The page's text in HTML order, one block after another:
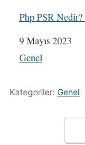
Php PSR
Tarih
9 Mayıs 2023
Şuna göre:
Genel
Kategoriler: Genel